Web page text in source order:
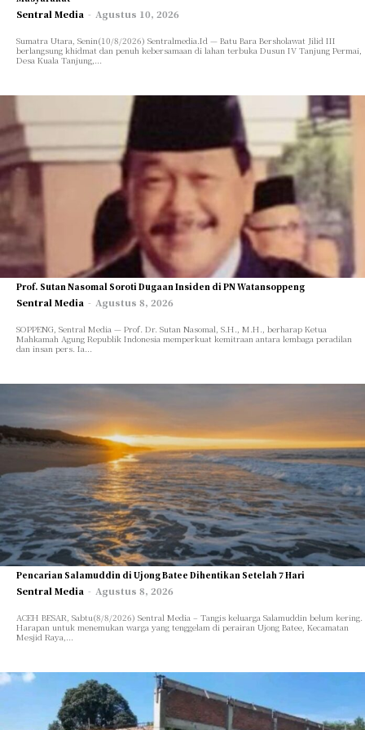
Sentral Media - Agustus 10, 2026
Sumatra Utara, Senin(10/8/2026) Sentralmedia.Id — Batu Bara Bersholawat Jilid III
berlangsung khidmat dan penuh kebersamaan di lahan terbuka Dusun IV Tanjung Permai,
Desa Kuala Tanjung,...
Prof. Sutan Nasomal Soroti Dugaan Insiden di PN Watansoppeng
Sentral Media - Agustus 8, 2026
SOPPENG, Sentral Media — Prof. Dr. Sutan Nasomal, S.H., M.H., berharap Ketua
Mahkamah Agung Republik Indonesia memperkuat kemitraan antara lembaga peradilan
dan insan pers. Ia...
Pencarian Salamuddin di Ujong Batee Dihentikan Setelah 7 Hari
Sentral Media - Agustus 8, 2026
ACEH BESAR, Sabtu(8/8/2026) Sentral Media – Tangis keluarga Salamuddin belum kering.
Harapan untuk menemukan warga yang tenggelam di perairan Ujong Batee, Kecamatan
Mesjid Raya,...